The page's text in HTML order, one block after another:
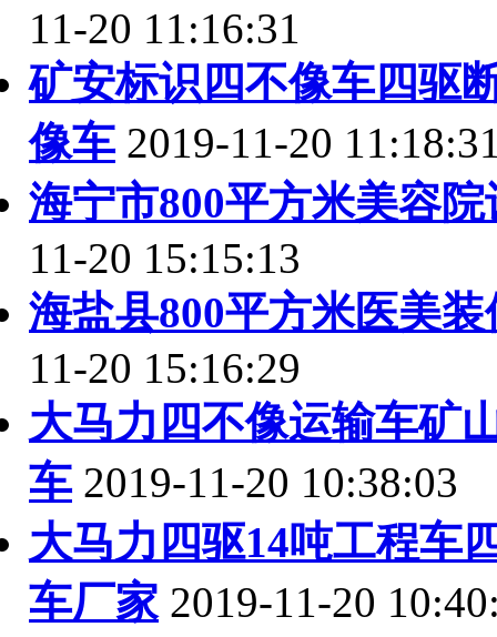
11-20 11:16:31
矿安标识四不像车四驱
像车 2019-11-20
海宁市800平方米美容
11-20 15:15:13
海盐县800平方米医美
11-20 15:16:29
大马力四不像运输车矿
车 2019-11-20 10:38:03
大马力四驱14吨工程车
车厂家 2019-11-20